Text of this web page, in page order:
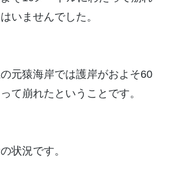
いませんでした。
元猿海岸では護岸がおよそ60
て崩れたということです。
状況です。